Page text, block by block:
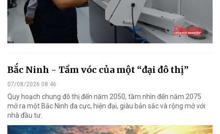
Bắc Ninh - Tầm vóc của một “đại đô thị”
07/08/2026 08:46
Quy hoạch chung đô thị đến năm 2050, tầm nhìn đến năm 2075
mở ra một Bắc Ninh đa cực, hiện đại, giàu bản sắc và rộng mở với
nhà đầu tư.